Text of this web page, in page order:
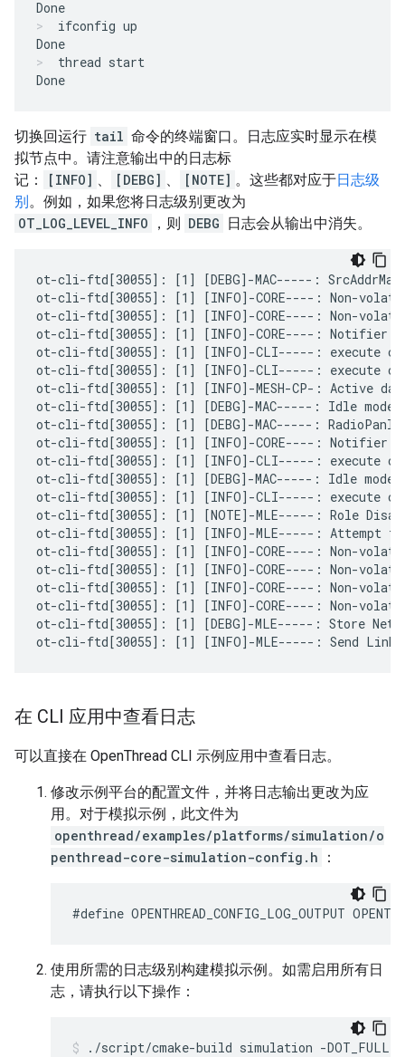
ifconfig up
thread start
切换回运行 tail 命令的终端窗口。日志应实时显示在模
拟节点中。请注意输出中的日志标
记：
[INFO] 、 [DEBG] 、 [NOTE] 。这些都对应于日志级
别。例如，如果您将日志级别更改为
OT_LOG_LEVEL_INFO
，则 DEBG 日志会从输出中消失。
ot-cli-ftd[30055]: [1] [DEBG]-MAC-----:
ot-cli-ftd[30055]: [1] [INFO]-CORE----: Non-
ot-cli-ftd[30055]: [1] [INFO]-CORE----: Non-
ot-cli-ftd[30055]: [1] [INFO]-CORE----: Notifier:
ot-cli-ftd[30055]: [1] [INFO]-CLI-----: execute
ot-cli-ftd[30055]: [1] [INFO]-CLI-----: execute
ot-cli-ftd[30055]: [1] [INFO]-MESH-CP-: Active
ot-cli-ftd[30055]: [1] [DEBG]-MAC-----: Idle mode:
ot-cli-ftd[30055]: [1] [DEBG]-MAC-----:
ot-cli-ftd[30055]: [1] [INFO]-CORE----: Notifier:
ot-cli-ftd[30055]: [1] [INFO]-CLI-----: execute
ot-cli-ftd[30055]: [1] [DEBG]-MAC-----: Idle mode:
ot-cli-ftd[30055]: [1] [INFO]-CLI-----: execute
ot-cli-ftd[30055]: [1] [NOTE]-MLE-----: Role
ot-cli-ftd[30055]: [1] [INFO]-MLE-----: Attempt to
ot-cli-ftd[30055]: [1] [INFO]-CORE----: Non-
ot-cli-ftd[30055]: [1] [INFO]-CORE----: Non-
ot-cli-ftd[30055]: [1] [INFO]-CORE----: Non-
ot-cli-ftd[30055]: [1] [INFO]-CORE----: Non-
ot-cli-ftd[30055]: [1] [DEBG]-MLE-----: Store
在 CLI 应用中查看日志
可以直接在 OpenThread CLI 示例应用中查看日志。
修改示例平台的配置文件，并将日志输出更改为应
用。对于模拟示例，此文件为
openthread/examples/platforms/simulation/o
penthread-core-simulation-config.h
：
#define OPENTHREAD_CONFIG_LOG_OUTPUT
使用所需的日志级别构建模拟示例。如需启用所有日
志，请执行以下操作：
./script/cmake-build simulation -